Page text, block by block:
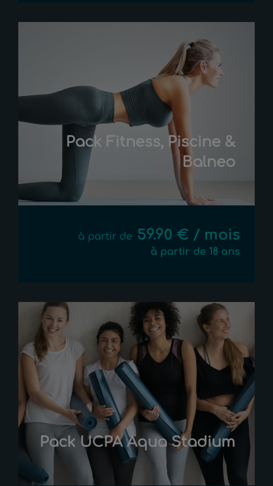
Pack Fitness, Piscine &
Balneo
à partir de 59.90 € / mois
à partir de 18 ans
Pack UCPA Aqua Stadium